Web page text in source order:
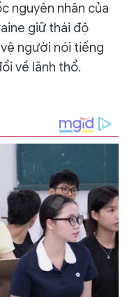
nguyên nhân của
giữ thái độ
người nói tiếng
về lãnh thổ.